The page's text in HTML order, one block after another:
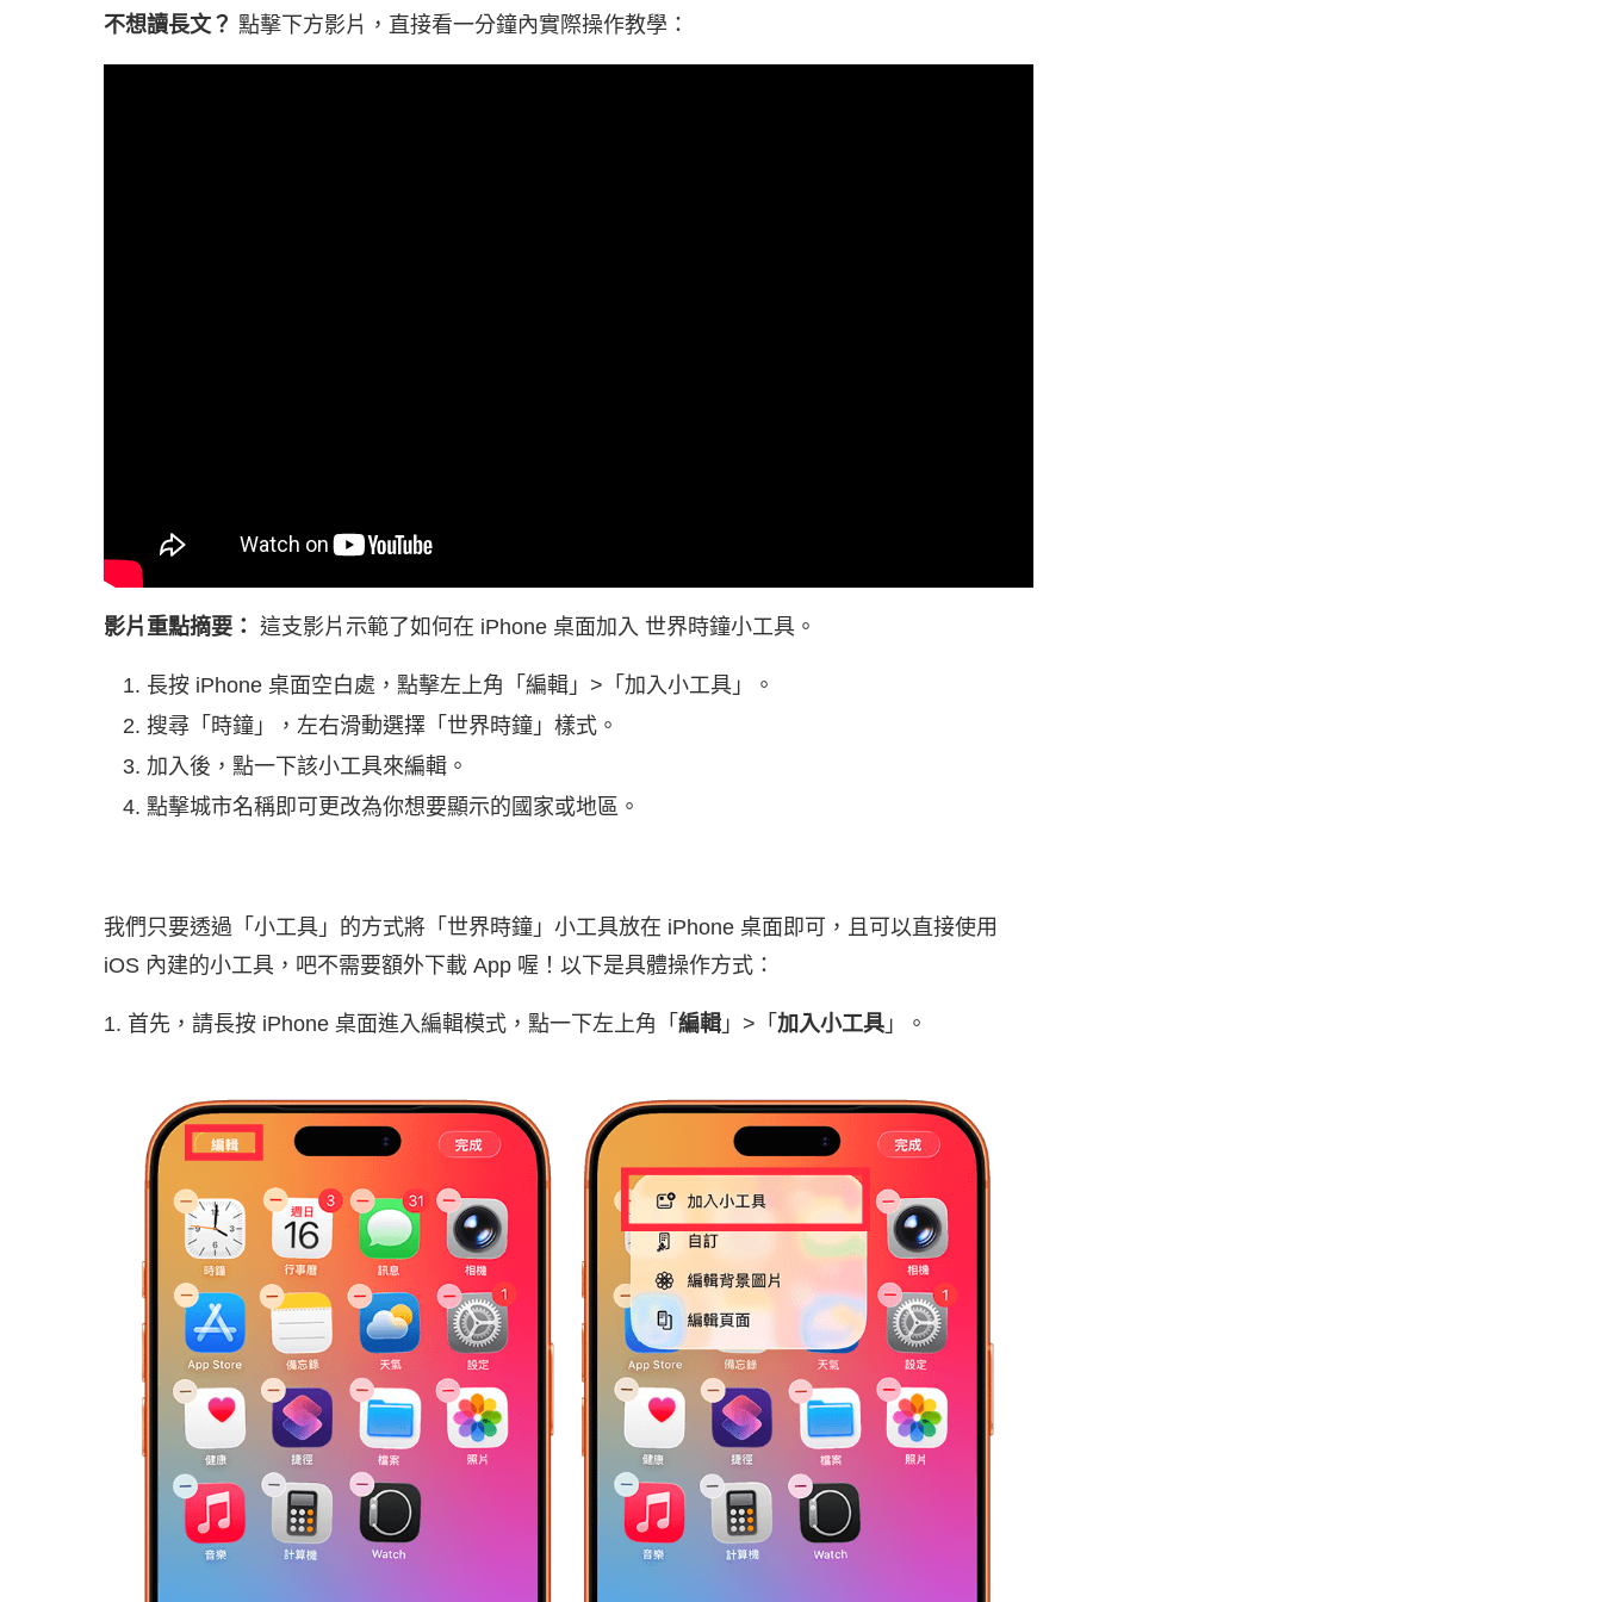
不想讀長文？ 點擊下方影片，直接看一分鐘內實際操作教學：
影片重點摘要： 這支影片示範了如何在 iPhone 桌面加入 世界時鐘小工具。
長按 iPhone 桌面空白處，點擊左上角「編輯」>「加入小工具」。
搜尋「時鐘」，左右滑動選擇「世界時鐘」樣式。
加入後，點一下該小工具來編輯。
點擊城市名稱即可更改為你想要顯示的國家或地區。
我們只要透過「小工具」的方式將「世界時鐘」小工具放在 iPhone 桌面即可，且可以直接使用
iOS 內建的小工具，吧不需要額外下載 App 喔！以下是具體操作方式：
1. 首先，請長按 iPhone 桌面進入編輯模式，點一下左上角「 編輯 」>「 加入小工具 」。